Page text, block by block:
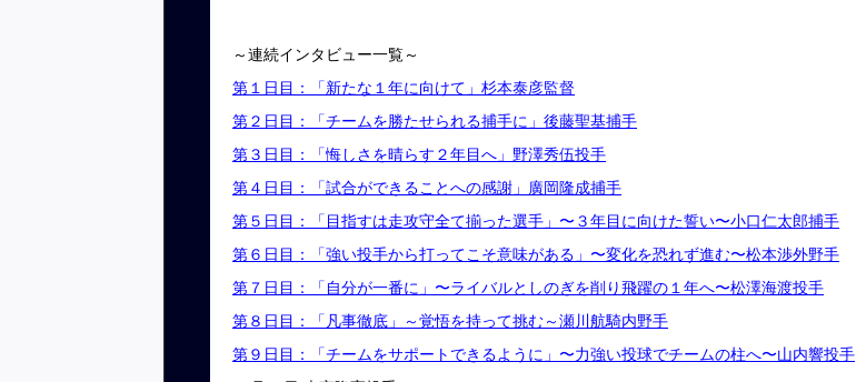
～連続インタビュー一覧～
第１日目：「新たな１年に向けて」杉本泰彦監督
第２日目：「チームを勝たせられる捕手に」後藤聖基捕手
第３日目：「悔しさを晴らす２年目へ」野澤秀伍投手
第４日目：「試合ができることへの感謝」廣岡隆成捕手
第５日目：「目指すは走攻守全て揃った選手」〜３年目に向けた誓い〜小口仁太郎捕手
第６日目：「強い投手から打ってこそ意味がある」〜変化を恐れず進む〜松本渉外野手
第７日目：「自分が一番に」〜ライバルとしのぎを削り飛躍の１年へ〜松澤海渡投手
第８日目：「凡事徹底」～覚悟を持って挑む～瀬川航騎内野手
第９日目：「チームをサポートできるように」〜力強い投球でチームの柱へ〜山内響投手